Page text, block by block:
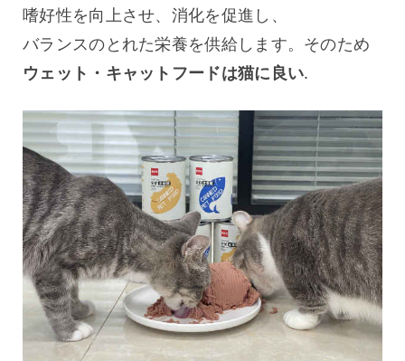
嗜好性を向上させ、消化を促進し、
ウェット・キャットフードは猫に良い.